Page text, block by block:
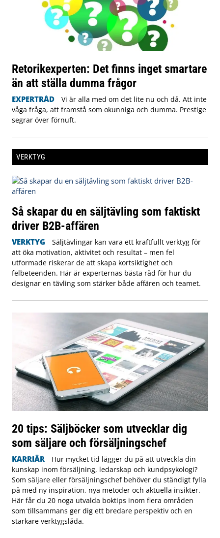
Retorikexperten: Det finns inget smartare
än att ställa dumma frågor
EXPERTRÅD
Vi är alla med om det lite nu och då. Att inte
våga fråga, att framstå som okunniga och dumma. Prestige
segrar över förnuft.
VERKTYG
Så skapar du en säljtävling som faktiskt
driver B2B-affären
VERKTYG
Säljtävlingar kan vara ett kraftfullt verktyg för
att öka motivation, aktivitet och resultat – men fel
utformade riskerar de att skapa kortsiktighet och
felbeteenden. Här är experternas bästa råd för hur du
designar en tävling som stärker både affären och teamet.
20 tips: Säljböcker som utvecklar dig
som säljare och försäljningschef
KARRIÄR
Hur mycket tid lägger du på att utveckla din
kunskap inom försäljning, ledarskap och kundpsykologi?
Som säljare eller försäljningschef behöver du ständigt fylla
på med ny inspiration, nya metoder och aktuella insikter.
Här får du 20 noga utvalda boktips inom flera områden
som tillsammans ger dig ett bredare perspektiv och en
starkare verktygslåda.